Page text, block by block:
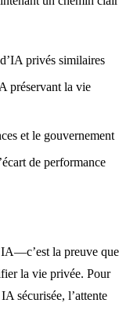
privés similaires
préservant la vie
et le gouvernement
de performance
la preuve que
la vie privée. Pour
sécurisée, l’attente